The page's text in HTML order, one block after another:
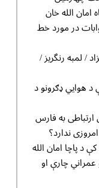
الله خان
در مورد خط
/ لمبه رنگریز /
د هوایي ډګرونو د
ارتباطی به فارس
ندارد؟
د پاچا امان الله
چارې او